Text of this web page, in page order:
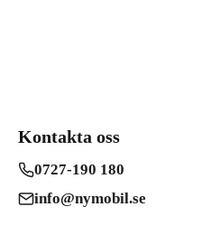
Kontakta oss
0727-190 180
info@nymobil.se